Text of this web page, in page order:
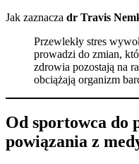
Jak zaznacza dr Travis
Przewlekły stres
prowadzi do zmian,
zdrowia pozostają na
obciążają organizm
Od sportowca do
powiązania z